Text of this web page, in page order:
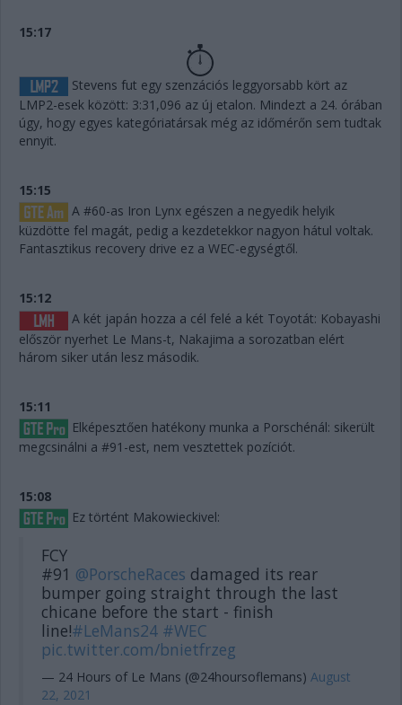
15:17
Stevens fut egy szenzációs leggyorsabb kört az
LMP2-esek között: 3:31,096 az új etalon. Mindezt a 24. órában
úgy, hogy egyes kategóriatársak még az időmérőn sem tudtak
ennyit.
15:15
A #60-as Iron Lynx egészen a negyedik helyik
küzdötte fel magát, pedig a kezdetekkor nagyon hátul voltak.
Fantasztikus recovery drive ez a WEC-egységtől.
15:12
A két japán hozza a cél felé a két Toyotát: Kobayashi
először nyerhet Le Mans-t, Nakajima a sorozatban elért
három siker után lesz második.
15:11
Elképesztően hatékony munka a Porschénál: sikerült
megcsinálni a #91-est, nem vesztettek pozíciót.
15:08
Ez történt Makowieckivel:
FCY
#91 @PorscheRaces damaged its rear
bumper going straight through the last
chicane before the start - finish
line!#LeMans24 #WEC
pic.twitter.com/bnietfrzeg
— 24 Hours of Le Mans (@24hoursoflemans) August
22, 2021